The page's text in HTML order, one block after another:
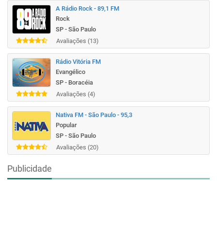
A Rádio Rock - 89,1 FM
Rock
SP - São Paulo
Avaliações (13)
Rádio Vitória FM
Evangélico
SP - Boracéia
Avaliações (4)
Nativa FM - São Paulo - 95,3
Popular
SP - São Paulo
Avaliações (20)
Publicidade